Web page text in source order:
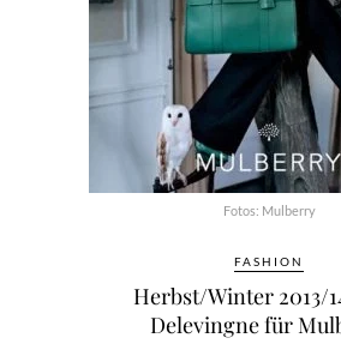
Fotos: Mulberry
FASHION
Herbst/Winter 2013/
Delevingne für